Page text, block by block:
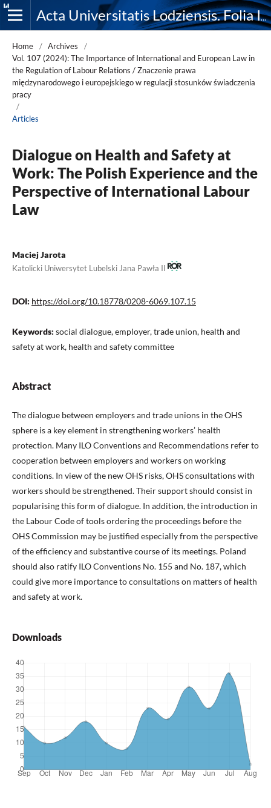
Acta Universitatis Lodziensis. Folia Iuridica
Home / Archives
/
Vol. 107 (2024): The Importance of International and European Law in
the Regulation of Labour Relations / Znaczenie prawa
międzynarodowego i europejskiego w regulacji stosunków świadczenia
pracy
/
Articles
Dialogue on Health and Safety at
Work: The Polish Experience and the
Perspective of International Labour
Law
Maciej Jarota
Katolicki Uniwersytet Lubelski Jana Pawła II
DOI: https://doi.org/10.18778/0208-6069.107.15
Keywords: social dialogue, employer, trade union, health and
safety at work, health and safety committee
Abstract
The dialogue between employers and trade unions in the OHS
sphere is a key element in strengthening workers’ health
protection. Many ILO Conventions and Recommendations refer to
cooperation between employers and workers on working
conditions. In view of the new OHS risks, OHS consultations with
workers should be strengthened. Their support should consist in
popularising this form of dialogue. In addition, the introduction in
the Labour Code of tools ordering the proceedings before the
OHS Commission may be justified especially from the perspective
of the efficiency and substantive course of its meetings. Poland
should also ratify ILO Conventions No. 155 and No. 187, which
could give more importance to consultations on matters of health
and safety at work.
Downloads